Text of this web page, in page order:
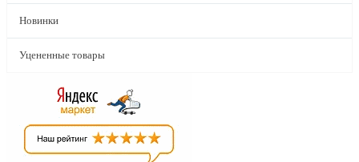
Новинки
Уцененные товары